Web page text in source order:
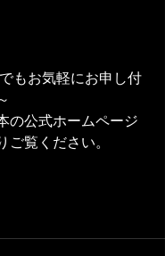
の公式ホームページ
ご覧ください。